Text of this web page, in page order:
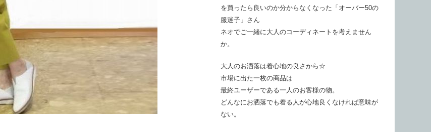
を買ったら良いのか分からなくなった「オーバー50の
服迷子」さん
ネオでご一緒に大人のコーディネートを考えません
か。
大人のお洒落は着心地の良さから☆
市場に出た一枚の商品は
最終ユーザーである一人のお客様の物。
どんなにお洒落でも着る人が心地良くなければ意味が
ない。